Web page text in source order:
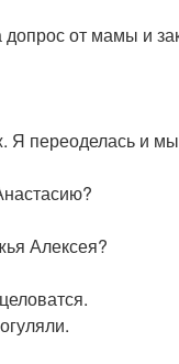
от мамы и
Я переоделась и
Алексея?